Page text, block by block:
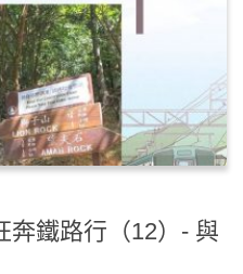
鐵路行（12）- 與